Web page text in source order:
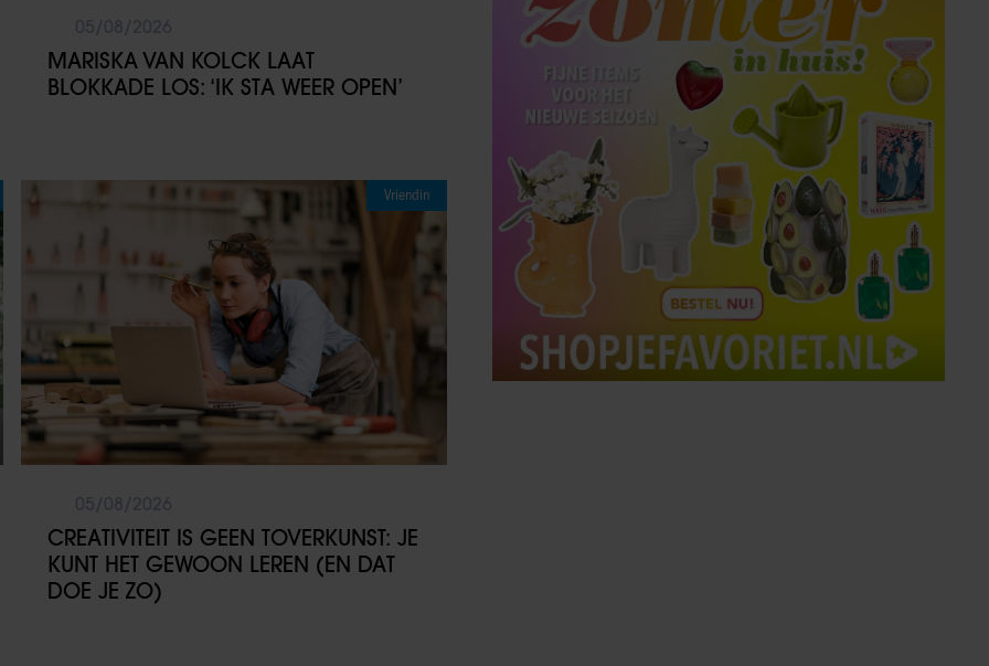
MARISKA VAN KOLCK LAAT
BLOKKADE LOS: ‘IK STA WEER OPEN’
Vriendin
CREATIVITEIT IS GEEN TOVERKUNST: JE
KUNT HET GEWOON LEREN (EN DAT
DOE JE ZO)